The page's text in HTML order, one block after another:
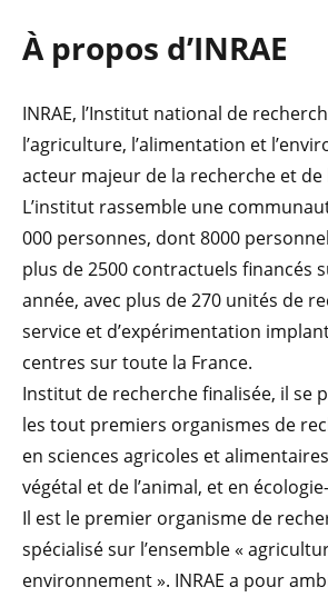
À propos d’INRAE
INRAE, l’Institut national de
l’agriculture, l’alimentation et
acteur majeur de la recherche et de
L’institut rassemble une
000 personnes, dont 8000
plus de 2500 contractuels financés
année, avec plus de 270 unités de
service et d’expérimentation
centres sur toute la France.
Institut de recherche finalisée, il se
les tout premiers organismes de
en sciences agricoles et
végétal et de l’animal, et en
Il est le premier organisme de
spécialisé sur l’ensemble «
environnement ». INRAE a pour